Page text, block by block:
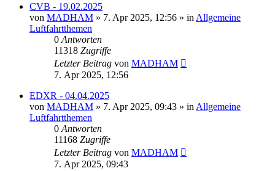
CVB - 19.02.2025
von MADHAM » 7. Apr 2025, 12:56 » in Allgemeine
Luftfahrtthemen
0 Antworten
11318 Zugriffe
Letzter Beitrag von MADHAM
7. Apr 2025, 12:56
EDXR - 04.04.2025
von MADHAM » 7. Apr 2025, 09:43 » in Allgemeine
Luftfahrtthemen
0 Antworten
11168 Zugriffe
Letzter Beitrag von MADHAM
7. Apr 2025, 09:43